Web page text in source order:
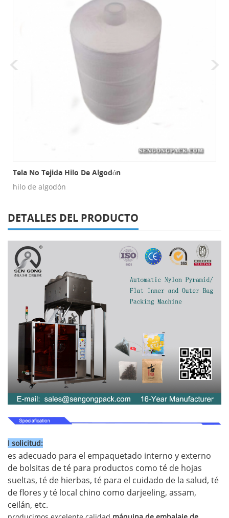
Tela No Tejida Hilo De Algodón
hilo de algodón
DETALLES DEL PRODUCTO
l solicitud:
es adecuado para el empaquetado interno y externo
de bolsitas de té para productos como té de hojas
sueltas, té de hierbas, té para el cuidado de la salud, té
de flores y té local chino como darjeeling, assam,
ceilán, etc.